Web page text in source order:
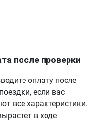
после проверки
оплату после
если вас
все характеристики.
в ходе